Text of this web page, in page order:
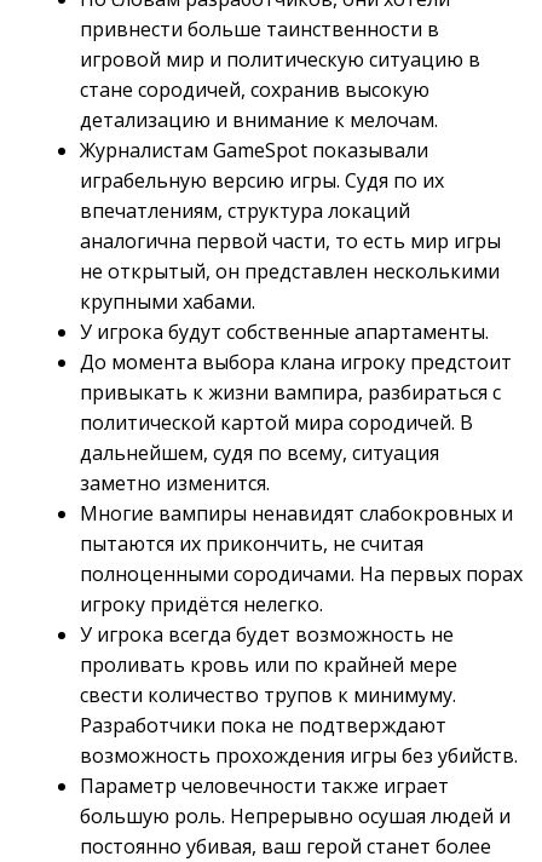
привнести больше таинственности в
игровой мир и политическую ситуацию в
стане сородичей, сохранив высокую
детализацию и внимание к мелочам.
Журналистам GameSpot показывали
играбельную версию игры. Судя по их
впечатлениям, структура локаций
аналогична первой части, то есть мир игры
не открытый, он представлен несколькими
крупными хабами.
У игрока будут собственные апартаменты.
До момента выбора клана игроку предстоит
привыкать к жизни вампира, разбираться с
политической картой мира сородичей. В
дальнейшем, судя по всему, ситуация
заметно изменится.
Многие вампиры ненавидят слабокровных и
пытаются их прикончить, не считая
полноценными сородичами. На первых порах
игроку придётся нелегко.
У игрока всегда будет возможность не
проливать кровь или по крайней мере
свести количество трупов к минимуму.
Разработчики пока не подтверждают
возможность прохождения игры без убийств.
Параметр человечности также играет
большую роль. Непрерывно осушая людей и
постоянно убивая, ваш герой станет более